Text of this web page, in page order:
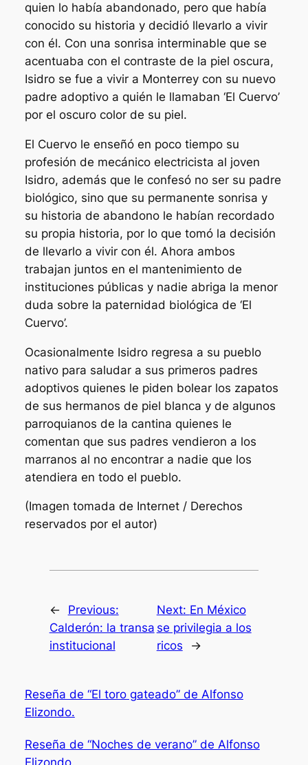
quien lo había abandonado, pero que había
conocido su historia y decidió llevarlo a vivir
con él. Con una sonrisa interminable que se
acentuaba con el contraste de la piel oscura,
Isidro se fue a vivir a Monterrey con su nuevo
padre adoptivo a quién le llamaban ‘El Cuervo’
por el oscuro color de su piel.
El Cuervo le enseñó en poco tiempo su
profesión de mecánico electricista al joven
Isidro, además que le confesó no ser su padre
biológico, sino que su permanente sonrisa y
su historia de abandono le habían recordado
su propia historia, por lo que tomó la decisión
de llevarlo a vivir con él. Ahora ambos
trabajan juntos en el mantenimiento de
instituciones públicas y nadie abriga la menor
duda sobre la paternidad biológica de ‘El
Cuervo’.
Ocasionalmente Isidro regresa a su pueblo
nativo para saludar a sus primeros padres
adoptivos quienes le piden bolear los zapatos
de sus hermanos de piel blanca y de algunos
parroquianos de la cantina quienes le
comentan que sus padres vendieron a los
marranos al no encontrar a nadie que los
atendiera en todo el pueblo.
(Imagen tomada de Internet / Derechos
reservados por el autor)
←
Previous:
Calderón: la transa
institucional
Next: En México
se privilegia a los
ricos
→
Reseña de “El toro gateado” de Alfonso
Elizondo.
Reseña de “Noches de verano” de Alfonso